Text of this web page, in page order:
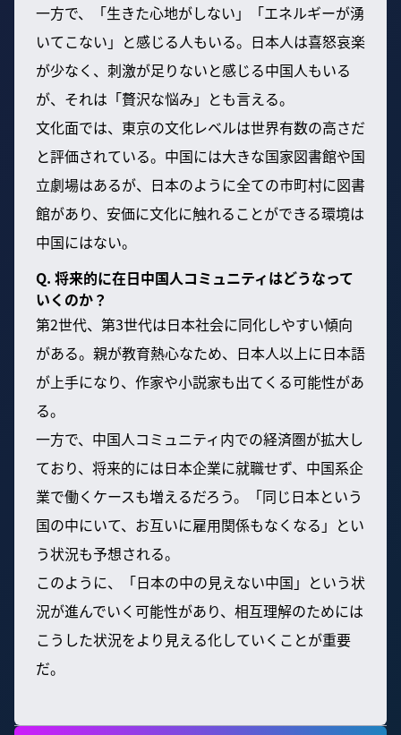
一方で、「生きた心地がしない」「エネルギーが湧
いてこない」と感じる人もいる。日本人は喜怒哀楽
が少なく、刺激が足りないと感じる中国人もいる
が、それは「贅沢な悩み」とも言える。
文化面では、東京の文化レベルは世界有数の高さだ
と評価されている。中国には大きな国家図書館や国
立劇場はあるが、日本のように全ての市町村に図書
館があり、安価に文化に触れることができる環境は
中国にはない。
Q. 将来的に在日中国人コミュニティはどうなって
いくのか？
第2世代、第3世代は日本社会に同化しやすい傾向
がある。親が教育熱心なため、日本人以上に日本語
が上手になり、作家や小説家も出てくる可能性があ
る。
一方で、中国人コミュニティ内での経済圏が拡大し
ており、将来的には日本企業に就職せず、中国系企
業で働くケースも増えるだろう。「同じ日本という
国の中にいて、お互いに雇用関係もなくなる」とい
う状況も予想される。
このように、「日本の中の見えない中国」という状
況が進んでいく可能性があり、相互理解のためには
こうした状況をより見える化していくことが重要
だ。